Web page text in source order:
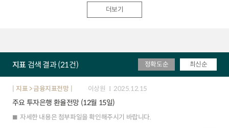
공급충격이 경제에 미치는 영향을 주시하면서 신중한 스탠스를 유지할 전망 ㅇ
성장: AI 투자가 호조를 지속하더라도 중동전쟁발 에너지 충격에 따른 소비
인플레이션 압력이 확대될 가능성이 높아 당분간 연준의 금리동결 기조가
이어질 전망
폭이 크게 나타났으며, 민간수요는 안정적인 모습 ㅇ 정부지출 감소에 기인:
`25년 4분기 중 역대 최장기간(43일10.1일~11.12일) 이어진 연방정부
셧다운 으로 정부지출이 예상보다 큰 폭으로 감소(연방정부 지출 -16.6%)
인플레이션은 전분기 대비 둔화되었으나 예상(2.6%)은 상회. 이는 12월 수치
(3.0%, 예상 2.9%)가 관세 비용의 소비자 전가 등에 의해 예상보다 큰 폭 으로
상승한 데 기인 ㅁ [전망] 26.1분기 성장률은 셧다운 영향의 반작용, 확장
재정정책에 따른 민간수요 자극 등으로 확대되고, 관세발 인플레이션 압력이
ㅇ 성장: 감세법안(OBBBA)의 내수부양 효과와 AI 자본지출 호조세가 이어지는
(`25.4분기 1.4% `26.1분기 2.8%) ㅇ 인플레이션: 관세발 물가상승 압력
인플레이션이 당분간 지속될 전망 ㅇ 통화정책: 양호한 민간수요 지속, 근원
더보기
지표 검색 결과 (21건) 정확도순 최신순
지표 > 금융지표전망 이상원 2025.12.15
주요 투자은행 환율전망 (12월 15일)
자세한 내용은 첨부파일을 확인해주시기 바랍니다.